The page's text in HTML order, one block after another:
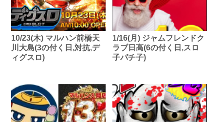
10/23(木) マルハン前橋天
川大島(3の付く日,対抗,デ
ィグスロ)
1/16(月) ジャムフレンドク
ラブ日高(6の付く日,スロ
子パチ子)